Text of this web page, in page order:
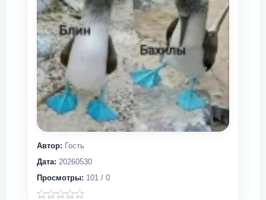
Автор: Гость
Дата: 20260530
Просмотры: 101 / 0